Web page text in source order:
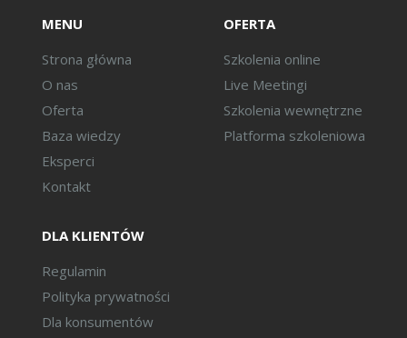
MENU
Strona główna
O nas
Oferta
Baza wiedzy
Eksperci
Kontakt
OFERTA
Szkolenia online
Live Meetingi
Szkolenia wewnętrzne
Platforma szkoleniowa
DLA KLIENTÓW
Regulamin
Polityka prywatności
Dla konsumentów